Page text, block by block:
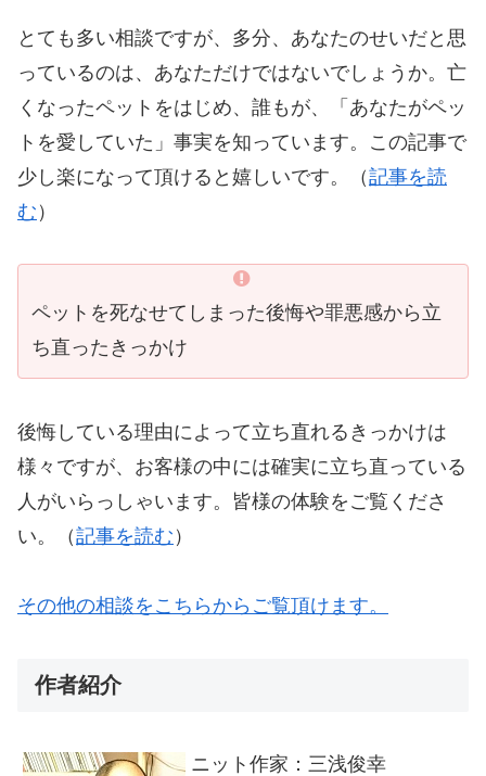
とても多い相談ですが、多分、あなたのせいだと思
っているのは、あなただけではないでしょうか。亡
くなったペットをはじめ、誰もが、「あなたがペッ
トを愛していた」事実を知っています。この記事で
少し楽になって頂けると嬉しいです。（記事を読
む ）
ペットを死なせてしまった後悔や罪悪感から立
ち直ったきっかけ
後悔している理由によって立ち直れるきっかけは
様々ですが、お客様の中には確実に立ち直っている
人がいらっしゃいます。皆様の体験をご覧くださ
い。（記事を読む ）
その他の相談をこちらからご覧頂けます。
作者紹介
ニット作家：三浅俊幸